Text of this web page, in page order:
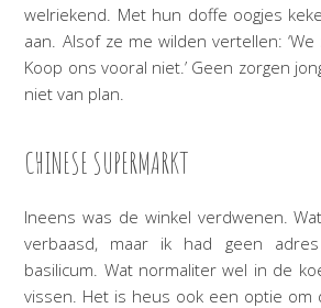
welriekend. Met hun doffe oogjes
aan. Alsof ze me wilden vertellen:
Koop ons vooral niet.’ Geen zorgen
niet van plan.
CHINESE SUPERMARKT
Ineens was de winkel verdwenen.
verbaasd, maar ik had geen
basilicum. Wat normaliter wel in de
vissen. Het is heus ook een optie om